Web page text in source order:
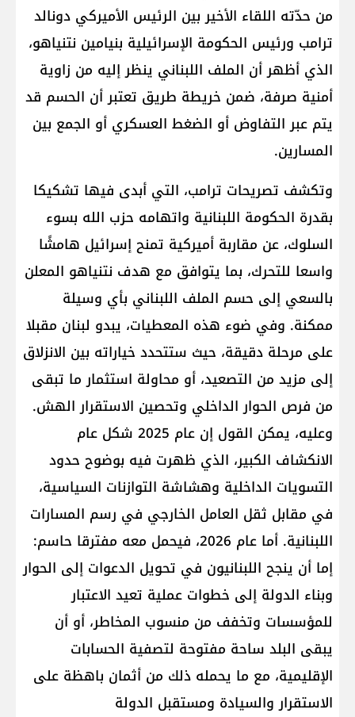
من حدّته اللقاء الأخير بين الرئيس الأميركي دونالد
ترامب ورئيس الحكومة الإسرائيلية بنيامين نتنياهو،
الذي أظهر أن الملف اللبناني ينظر إليه من زاوية
أمنية صرفة، ضمن خريطة طريق تعتبر أن الحسم قد
يتم عبر التفاوض أو الضغط العسكري أو الجمع بين
المسارين.
وتكشف تصريحات ترامب، التي أبدى فيها تشكيكا
بقدرة الحكومة اللبنانية واتهامه حزب الله بسوء
السلوك، عن مقاربة أميركية تمنح إسرائيل هامشًا
واسعا للتحرك، بما يتوافق مع هدف نتنياهو المعلن
بالسعي إلى حسم الملف اللبناني بأي وسيلة
ممكنة. وفي ضوء هذه المعطيات، يبدو لبنان مقبلا
على مرحلة دقيقة، حيث ستتحدد خياراته بين الانزلاق
إلى مزيد من التصعيد، أو محاولة استثمار ما تبقى
من فرص الحوار الداخلي وتحصين الاستقرار الهش.
وعليه، يمكن القول إن عام 2025 شكل عام
الانكشاف الكبير، الذي ظهرت فيه بوضوح حدود
التسويات الداخلية وهشاشة التوازنات السياسية،
في مقابل ثقل العامل الخارجي في رسم المسارات
اللبنانية. أما عام 2026، فيحمل معه مفترقا حاسم:
إما أن ينجح اللبنانيون في تحويل الدعوات إلى الحوار
وبناء الدولة إلى خطوات عملية تعيد الاعتبار
للمؤسسات وتخفف من منسوب المخاطر، أو أن
يبقى البلد ساحة مفتوحة لتصفية الحسابات
الإقليمية، مع ما يحمله ذلك من أثمان باهظة على
الاستقرار والسيادة ومستقبل الدولة